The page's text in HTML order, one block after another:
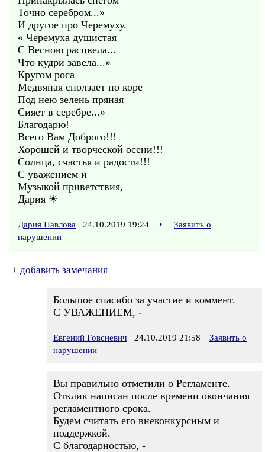
Точно серебром...»
И другое про Черемуху.
« Черемуха душистая
С Весною расцвела...
Что кудри завела...»
Кругом роса
Медвяная сползает по коре
Под нею зелень пряная
Сияет в серебре...»
Благодарю!
Всего Вам Доброго!!!
Хорошей и творческой осени!!!
Солнца, счастья и радости!!!
С уважением и
Музыкой приветствия,
Дария ☀
Дария Павлова 24.10.2019 19:24 •
Заявить о
нарушении
+ добавить замечания
Большое спасибо за участие и коммент.
С УВАЖЕНИЕМ, -
Евгений Говсиевич 24.10.2019 21:58
Заявить о
нарушении
Вы правильно отметили о Регламенте.
Отклик написан после времени окончания
регламентного срока.
Будем считать его внеконкурсным и
поддержкой.
С благодарностью, -